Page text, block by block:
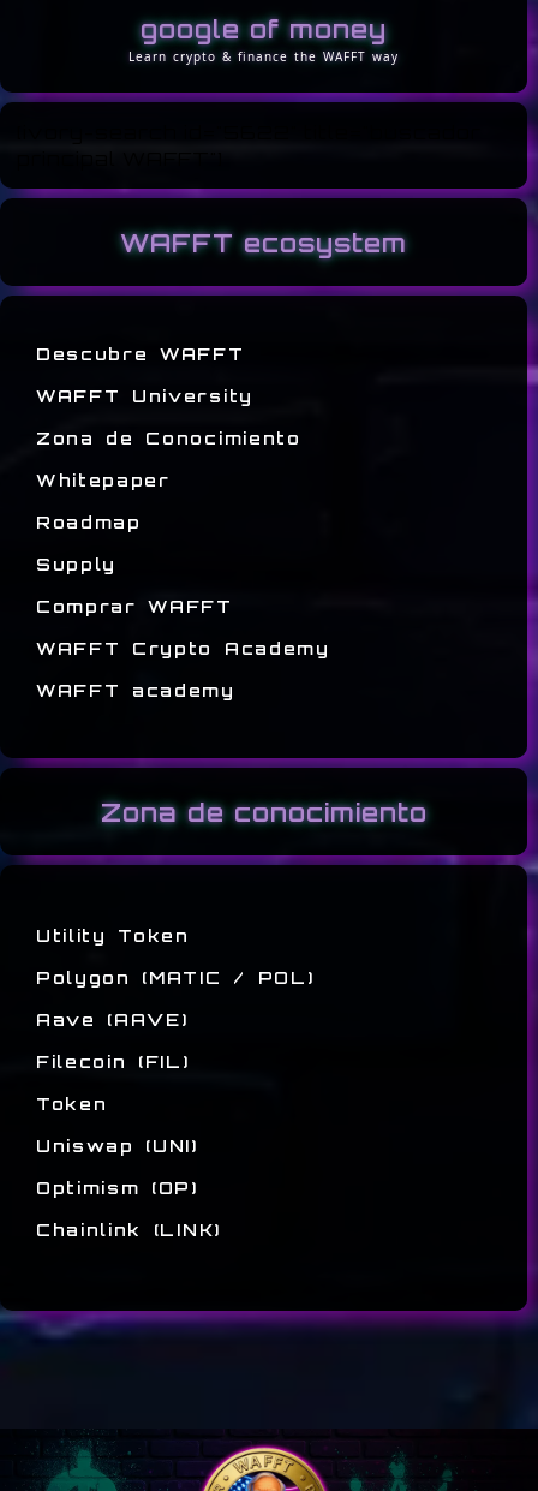
google of money
WAFFT ecosystem
Descubre WAFFT
WAFFT University
Zona de Conocimiento
Whitepaper
Roadmap
Supply
Comprar WAFFT
WAFFT Crypto Academy
WAFFT academy
Zona de conocimiento
Utility Token
Polygon (MATIC / POL)
Aave (AAVE)
Filecoin (FIL)
Token
Uniswap (UNI)
Optimism (OP)
Chainlink (LINK)